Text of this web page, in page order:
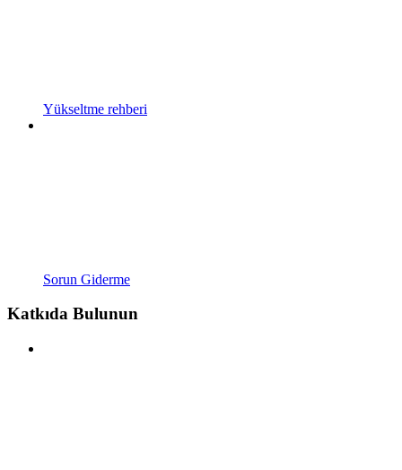
Yükseltme rehberi
Sorun Giderme
Katkıda Bulunun